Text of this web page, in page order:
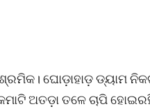
ଘୋଡ଼ାହାଡ଼ ଡ୍ୟାମ
ଅତଡ଼ା ତଳେ ଚାପି